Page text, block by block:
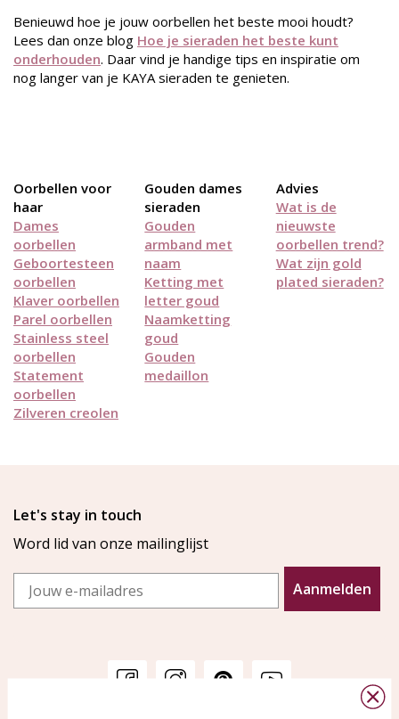
Benieuwd hoe je jouw oorbellen het beste mooi houdt?
Lees dan onze blog Hoe je sieraden het beste kunt
onderhouden. Daar vind je handige tips en inspiratie om
nog langer van je KAYA sieraden te genieten.
Oorbellen voor
haar
Dames
oorbellen
Geboortesteen
oorbellen
Klaver oorbellen
Parel oorbellen
Stainless steel
oorbellen
Statement
oorbellen
Zilveren creolen
Gouden dames
sieraden
Gouden
armband met
naam
Ketting met
letter goud
Naamketting
goud
Gouden
medaillon
Advies
Wat is de
nieuwste
oorbellen trend?
Wat zijn gold
plated sieraden?
Let's stay in touch
Word lid van onze mailinglijst
Email
Aanmelden